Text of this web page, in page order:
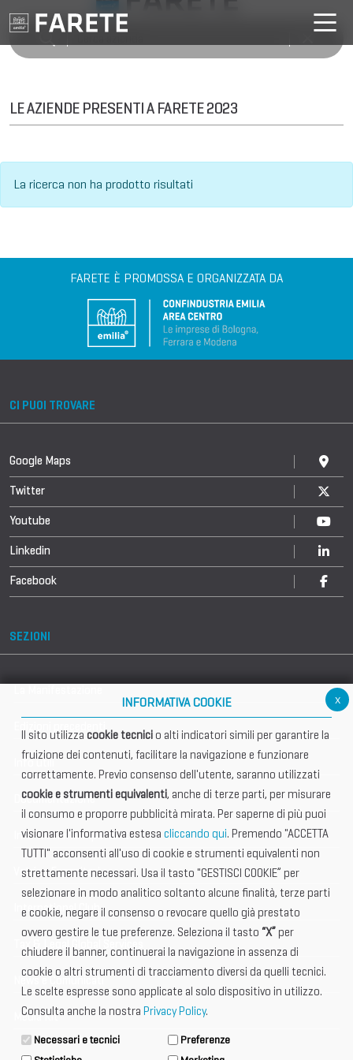
LE AZIENDE PRESENTI A FARETE 2023
La ricerca non ha prodotto risultati
FARETE È PROMOSSA E ORGANIZZATA DA
CI PUOI TROVARE
Google Maps
Twitter
Youtube
Linkedin
Facebook
SEZIONI
Info utili
Documentazione
Informazione importante
Vetrina Espositori
International Club
Tax & Legal Global Services
News e Comunicati
Media Kit
x
INFORMATIVA COOKIE
Il sito utilizza cookie tecnicio alti indicatori simili per garantire la
fruizione dei contenuti, facilitare la navigazione e funzionare
correttamente. Previo consenso dell'utente, saranno utilizzati
cookie e strumenti equivalenti, anche di terze parti, per misurare
il consumo e proporre pubblicità mirata. Per saperne di più puoi
visionare l'informativa estesa cliccando qui. Premendo "ACCETTA
TUTTI" acconsenti all'uso di cookie e strumenti equivalenti non
strettamente necessari. Usa il tasto "GESTISCI COOKIE” per
selezionare in modo analitico soltanto alcune finalità, terze parti
e cookie, negare il consenso o revocare quello già prestato
ovvero gestire le tue preferenze. Seleziona il tasto “X” per
chiudere il banner, continuerai la navigazione in assenza di
cookie o altri strumenti di tracciamento diversi da quelli tecnici.
Le scelte espresse sono applicate al solo dispositivo in utilizzo.
Consulta anche la nostra Privacy Policy.
Necessari e tecnici
Preferenze